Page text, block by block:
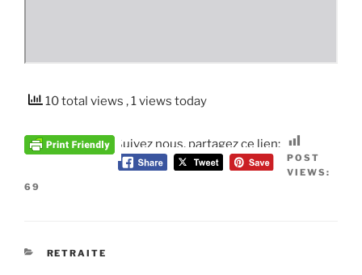
10 total views , 1 views today
Suivez nous, partagez ce lien:
POST
VIEWS:
69
CATÉGORIES
RETRAITE